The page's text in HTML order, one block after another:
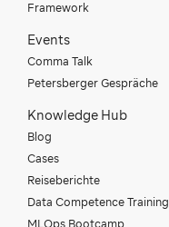
Framework
Events
Comma Talk
Petersberger Gespräche
Knowledge Hub
Blog
Cases
Reiseberichte
Data Competence Training
MLOps Bootcamp